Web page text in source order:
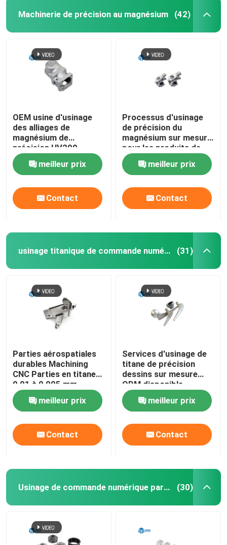
Machinerie de précision au magnésium (42)
OEM usine d'usinage
des alliages de
magnésium de
précision HV200 -
HV350
meilleur prix
Contact
Processus d'usinage
de précision du
magnésium sur mesure
pour les produits de
boîtes de vitesses
meilleur prix
Contact
usinage titanique de commande numérique par ordinateur (31)
Parties aérospatiales
durables Machining
CNC Parties en titane
0,01 à 0,005 mm
Tolérance
meilleur prix
Contact
Services d'usinage de
titane de précision
dessins sur mesure
ODM disponible
meilleur prix
Contact
Usinage de commande numérique par ordinateur de bas volume (30)